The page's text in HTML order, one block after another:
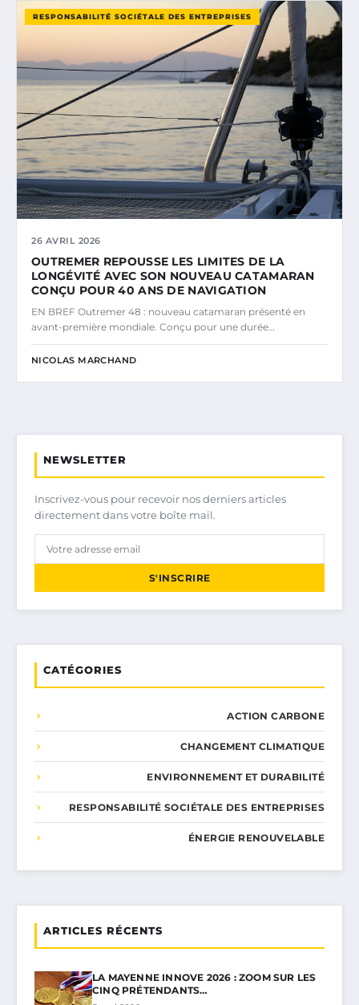
RESPONSABILITÉ SOCIÉTALE DES ENTREPRISES
26 AVRIL 2026
OUTREMER REPOUSSE LES LIMITES DE LA
LONGÉVITÉ AVEC SON NOUVEAU CATAMARAN
CONÇU POUR 40 ANS DE NAVIGATION
EN BREF Outremer 48 : nouveau catamaran présenté en
avant-première mondiale. Conçu pour une durée…
NICOLAS MARCHAND
NEWSLETTER
Inscrivez-vous pour recevoir nos derniers articles
directement dans votre boîte mail.
S'INSCRIRE
CATÉGORIES
ACTION CARBONE
CHANGEMENT CLIMATIQUE
ENVIRONNEMENT ET DURABILITÉ
RESPONSABILITÉ SOCIÉTALE DES ENTREPRISES
ÉNERGIE RENOUVELABLE
ARTICLES RÉCENTS
LA MAYENNE INNOVE 2026 : ZOOM SUR LES
CINQ PRÉTENDANTS…